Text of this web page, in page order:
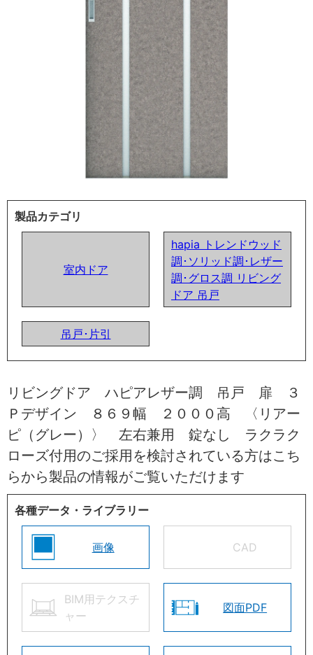
製品カテゴリ
室内ドア
hapia トレンドウッド
調･ソリッド調･レザー
調･グロス調 リビング
ドア 吊戸
吊戸･片引
リビングドア ハピアレザー調 吊戸 扉 ３
Ｐデザイン ８６９幅 ２０００高 〈リアー
ピ（グレー）〉 左右兼用 錠なし ラクラク
ローズ付用のご採用を検討されている方はこち
らから製品の情報がご覧いただけます
各種データ・ライブラリー
画像 CAD
BIM用テクスチ
ャー
図面PDF